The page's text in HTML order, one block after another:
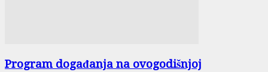
Program događanja na ovogodišnjoj